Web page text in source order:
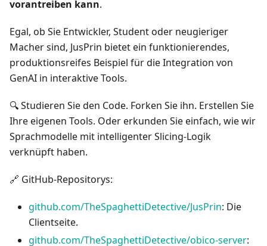
vorantreiben kann.
Egal, ob Sie Entwickler, Student oder neugieriger
Macher sind, JusPrin bietet ein funktionierendes,
produktionsreifes Beispiel für die Integration von
GenAI in interaktive Tools.
🔍 Studieren Sie den Code. Forken Sie ihn. Erstellen Sie
Ihre eigenen Tools. Oder erkunden Sie einfach, wie wir
Sprachmodelle mit intelligenter Slicing-Logik
verknüpft haben.
🔗 GitHub-Repositorys:
github.com/TheSpaghettiDetective/JusPrin: Die
Clientseite.
github.com/TheSpaghettiDetective/obico-server: